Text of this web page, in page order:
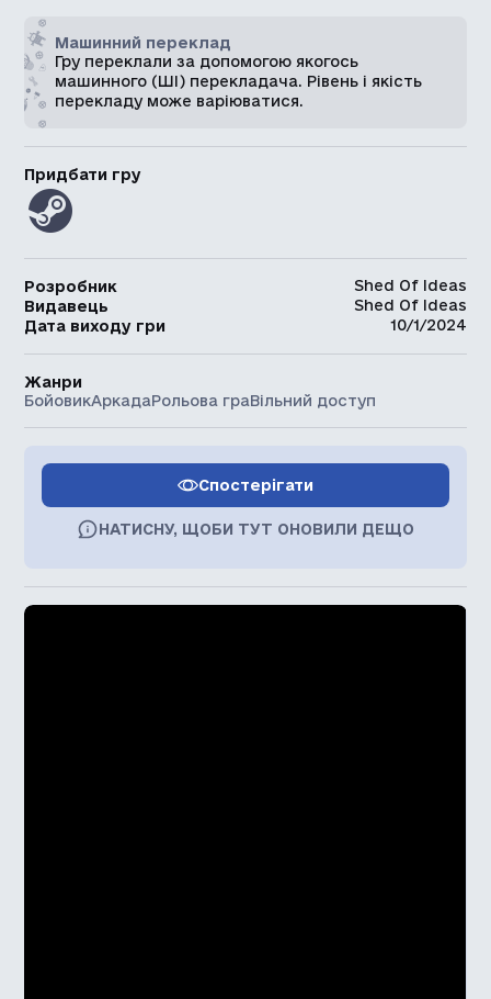
Машинний переклад
Гру переклали за допомогою якогось
машинного (ШІ) перекладача. Рівень і якість
перекладу може варіюватися.
Придбати гру
Розробник
Shed Of Ideas
Видавець
Shed Of Ideas
Дата виходу гри
10/1/2024
Жанри
БойовикАркадаРольова граВільний доступ
Спостерігати
НАТИСНУ, ЩОБИ ТУТ ОНОВИЛИ ДЕЩО